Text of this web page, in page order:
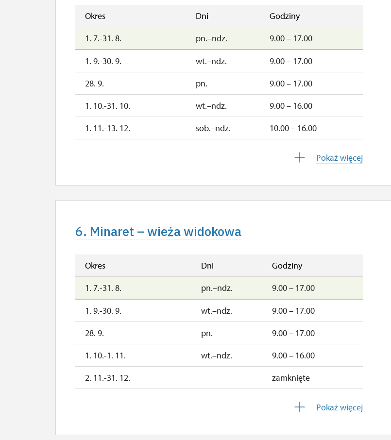
Okres Dni
Godziny
1. 7.-31. 8.
pn.–ndz. 9.00 – 17.00
1. 9.-30. 9. wt.–ndz.
9.00 – 17.00
28. 9.
pn.
9.00 – 17.00
1. 10.-31. 10.
wt.–ndz.
9.00 – 16.00
1. 11.-13. 12.
sob.–ndz.
10.00 – 16.00
10.00 – 16.00
2027
1. 1.-31. 1.
Pokaż więcej
6. Minaret – wieża widokowa
Okres Dni
Godziny
1. 7.-31. 8.
pn.–ndz. 9.00 – 17.00
1. 9.-30. 9. wt.–ndz.
9.00 – 17.00
28. 9.
pn.
9.00 – 17.00
1. 10.-1. 11.
wt.–ndz.
9.00 – 16.00
2. 11.-31. 12.
zamknięte
1. 1.-31. 3.
zamknięte
Pokaż więcej